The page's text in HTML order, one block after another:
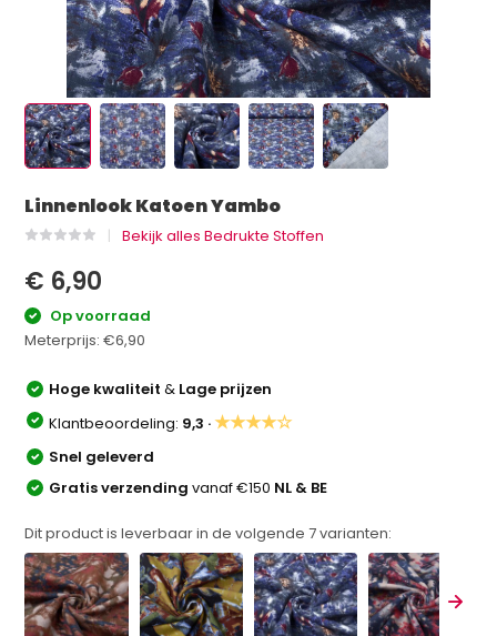
Linnenlook Katoen Yambo
Bekijk alles Bedrukte Stoffen
€ 6,90
Op voorraad
Meterprijs:€6,90
Hoge kwaliteit& Lage prijzen
Klantbeoordeling: 9,3 ·★★★★☆
Snel geleverd
Gratis verzendingvanaf €150 NL & BE
Dit product is leverbaar in de volgende7varianten: